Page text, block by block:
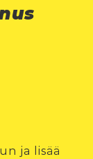
ja lisää